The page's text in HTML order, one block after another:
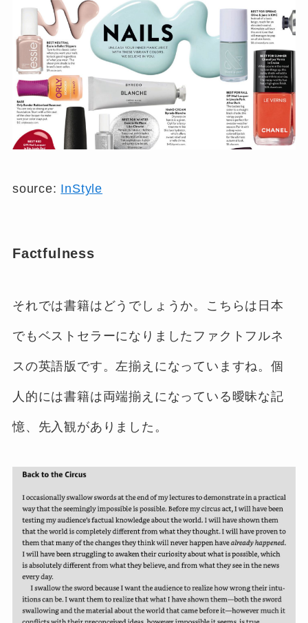
source: InStyle
Factfulness
それでは書籍はどうでしょうか。こちらは日本
でもベストセラーになりましたファクトフルネ
スの英語版です。左揃えになっていますね。個
人的には書籍は両端揃えになっている曖昧な記
憶、先入観がありました。